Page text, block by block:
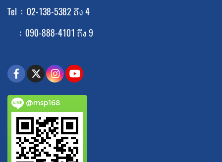
Tel : 02-138-5382 ถึง 4
: 090-888-4101 ถึง 9
@msp168